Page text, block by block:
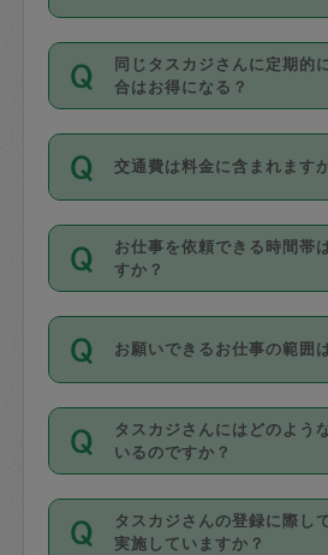
お、3時間を下回っても
いません。
タスカジさんの価格設定
があり、レビュー件数、
値、などで除々に設定可
がっていく仕組みになっ
お支払方法はクレジット
Master／JCB／
Diners Club）のみとな
を行う際にご入力くださ
ル登録時にはご入力いた
丈夫です。
デビットカード・プリペ
リカ、au WALLETなど）
銀行振込や現金払いも対
なお、タスカジさんの交
金のご請求と合わせてお
動計算で表示されます。
同じタスカジさんに定期的
合はお得になる？
依頼には「スポット」と
隔週）」があり、「定期
ポット」よりお得な料金
す。
定期の最低利用回数は設
りに、一定数を超えたキ
（例：毎週定期の場合は
ンセルが有償（1200円、
は２回以上のキャンセル
交通費は料金に含まれます
交通費は依頼料金とは別
料金のご請求と合わせて
ます。交通費の金額は「
お仕事を依頼できる時間帯
すか？
時間帯は3種類あります
たり３時間です。
・ＡＭ ９時～１２時
・ＰＭ １３時～１６時
・夜 １８時～２１時
開始時間を２時間前後変
お願いできるお仕事の範囲
掃除、整理収納、洗濯、
作り置きです。タスカジ
きる仕事の範囲が異なり
する前にタスカジさんの
確認してください。
タスカジさんにはどのよう
いるのですか？
主婦として長年の家事経
方、栄養士・調理師とい
タスカジさんの登録に際し
実施していますか？